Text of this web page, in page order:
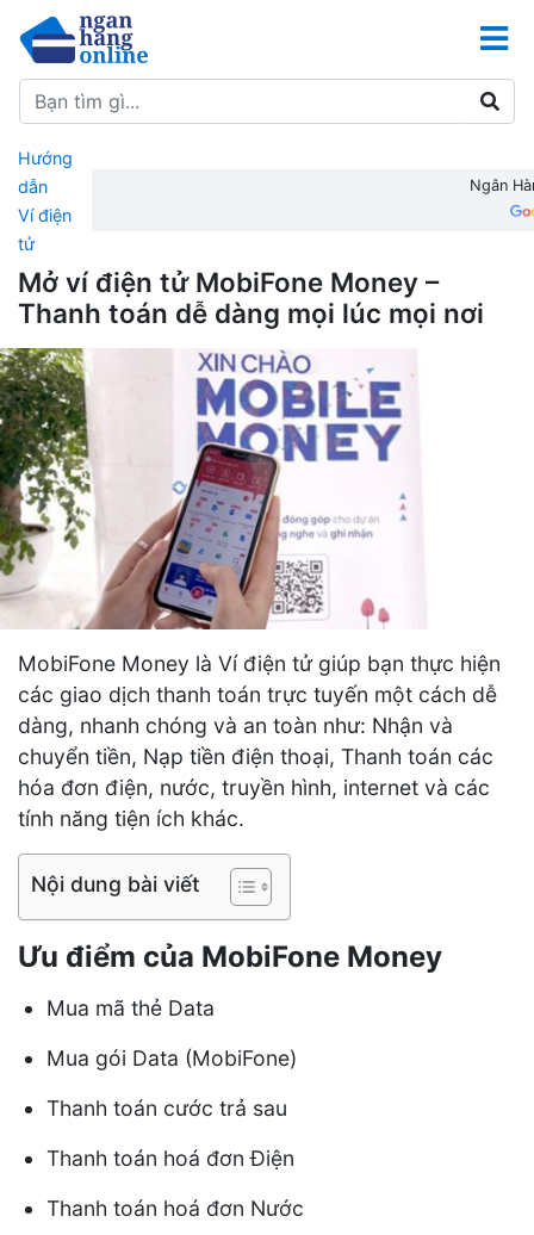
Hướng
dẫn
Ví điện
tử
Ngân
Mở ví điện tử MobiFone Money –
Thanh toán dễ dàng mọi lúc mọi nơi
MobiFone Money là Ví điện tử giúp bạn thực hiện
các giao dịch thanh toán trực tuyến một cách dễ
dàng, nhanh chóng và an toàn như: Nhận và
chuyển tiền, Nạp tiền điện thoại, Thanh toán các
hóa đơn điện, nước, truyền hình, internet và các
tính năng tiện ích khác.
Nội dung bài viết
Ưu điểm của MobiFone Money
Mua mã thẻ Data
Mua gói Data (MobiFone)
Thanh toán cước trả sau
Thanh toán hoá đơn Điện
Thanh toán hoá đơn Nước